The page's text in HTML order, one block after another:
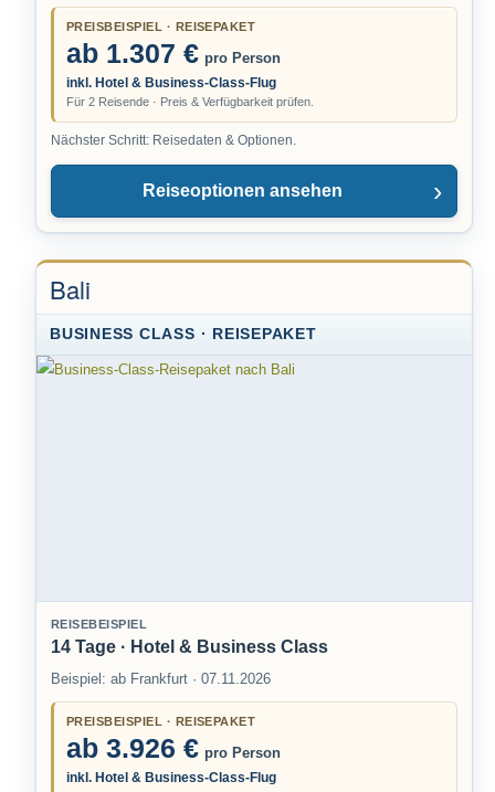
PREISBEISPIEL · REISEPAKET
ab 1.307 € pro Person
inkl. Hotel & Business-Class-Flug
Für 2 Reisende · Preis & Verfügbarkeit prüfen.
Nächster Schritt: Reisedaten & Optionen.
Reiseoptionen ansehen
Bali
BUSINESS CLASS · REISEPAKET
REISEBEISPIEL
14 Tage · Hotel & Business Class
Beispiel: ab Frankfurt · 07.11.2026
PREISBEISPIEL · REISEPAKET
ab 3.926 € pro Person
inkl. Hotel & Business-Class-Flug